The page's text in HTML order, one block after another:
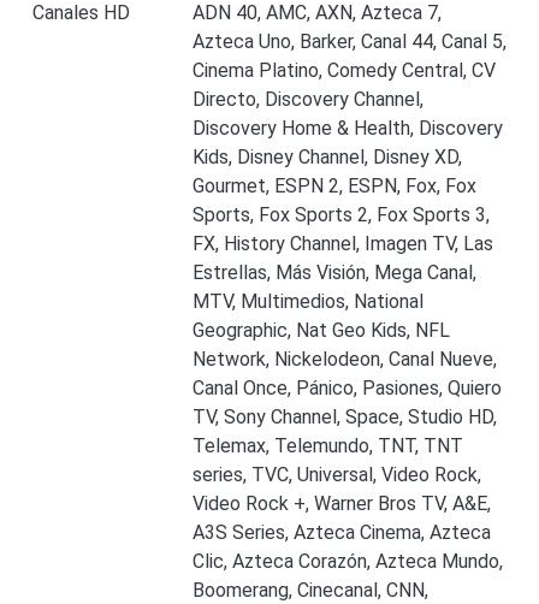
Canales HD
ADN 40, AMC, AXN, Azteca 7,
Azteca Uno, Barker, Canal 44, Canal 5,
Cinema Platino, Comedy Central, CV
Directo, Discovery Channel,
Discovery Home & Health, Discovery
Kids, Disney Channel, Disney XD,
Gourmet, ESPN 2, ESPN, Fox, Fox
Sports, Fox Sports 2, Fox Sports 3,
FX, History Channel, Imagen TV, Las
Estrellas, Más Visión, Mega Canal,
MTV, Multimedios, National
Geographic, Nat Geo Kids, NFL
Network, Nickelodeon, Canal Nueve,
Canal Once, Pánico, Pasiones, Quiero
TV, Sony Channel, Space, Studio HD,
Telemax, Telemundo, TNT, TNT
series, TVC, Universal, Video Rock,
Video Rock +, Warner Bros TV, A&E,
A3S Series, Azteca Cinema, Azteca
Clic, Azteca Corazón, Azteca Mundo,
Boomerang, Cinecanal, CNN,